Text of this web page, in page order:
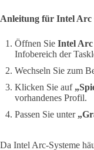
Anleitung für Intel Arc
Öffnen Sie Intel
Infobereich der
Wechseln Sie zum
Klicken Sie auf
vorhandenes Profil.
Passen Sie unter
Da Intel Arc-Systeme